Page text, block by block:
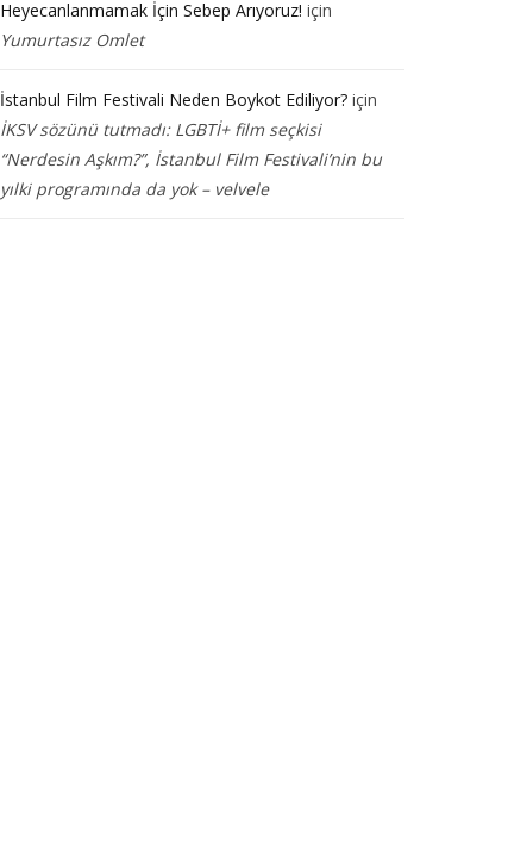
Heyecanlanmamak İçin Sebep Arıyoruz! için
Yumurtasız Omlet
İstanbul Film Festivali Neden Boykot Ediliyor? için
İKSV sözünü tutmadı: LGBTİ+ film seçkisi
“Nerdesin Aşkım?”, İstanbul Film Festivali’nin bu
yılki programında da yok – velvele